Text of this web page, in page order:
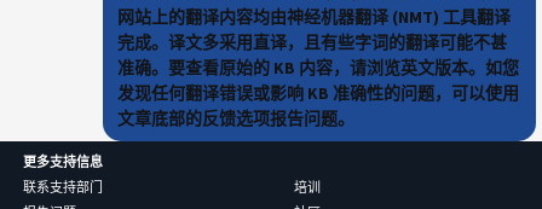
网站上的翻译内容均由神经机器翻译 (NMT) 工具翻译
完成。译文多采用直译，且有些字词的翻译可能不甚
准确。要查看原始的 KB 内容，请浏览英文版本。如您
发现任何翻译错误或影响 KB 准确性的问题，可以使用
文章底部的反馈选项报告问题。
更多支持信息
联系支持部门
培训